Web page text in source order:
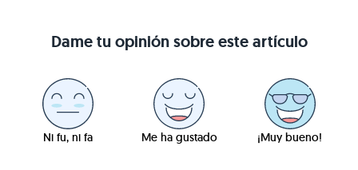
Dame tu opinión sobre este artículo
Ni fu, ni fa Me ha gustado ¡Muy bueno!